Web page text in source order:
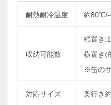
耐熱耐冷温度 約
収納可能数
縦置き
横置き(
※缶の
対応サイズ 奥行き